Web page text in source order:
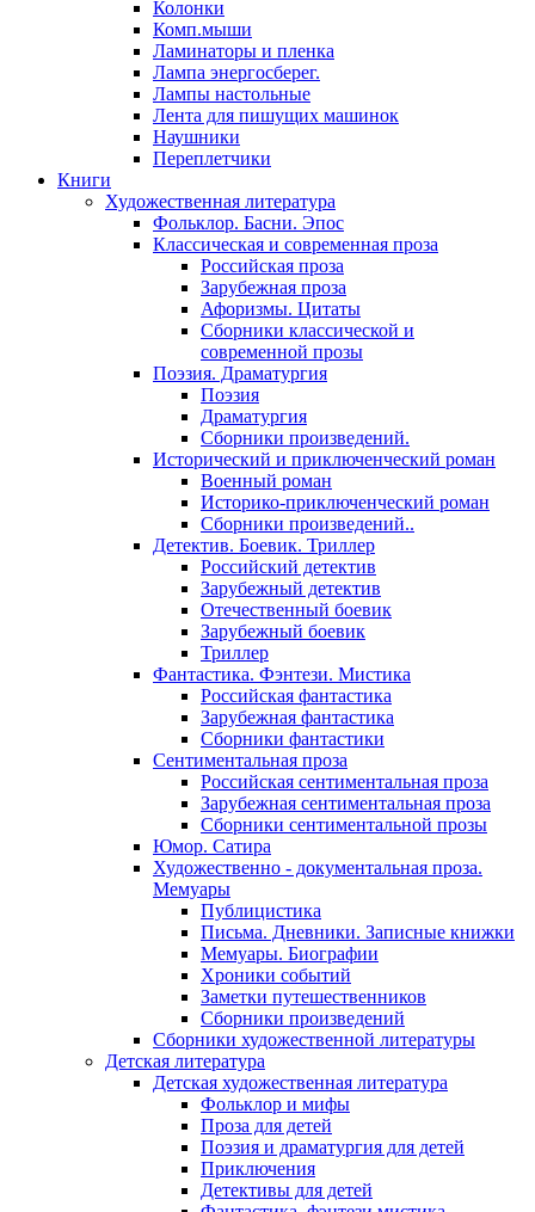
Колонки
Комп.мыши
Ламинаторы и пленка
Лампа энергосберег.
Лампы настольные
Лента для пишущих машинок
Наушники
Переплетчики
Книги
Художественная литература
Фольклор. Басни. Эпос
Классическая и современная проза
Российская проза
Зарубежная проза
Афоризмы. Цитаты
Сборники классической и
современной прозы
Поэзия. Драматургия
Поэзия
Драматургия
Сборники произведений.
Исторический и приключенческий роман
Военный роман
Историко-приключенческий роман
Сборники произведений..
Детектив. Боевик. Триллер
Российский детектив
Зарубежный детектив
Отечественный боевик
Зарубежный боевик
Триллер
Фантастика. Фэнтези. Мистика
Российская фантастика
Зарубежная фантастика
Сборники фантастики
Сентиментальная проза
Российская сентиментальная проза
Зарубежная сентиментальная проза
Сборники сентиментальной прозы
Юмор. Сатира
Художественно - документальная проза.
Мемуары
Публицистика
Письма. Дневники. Записные книжки
Мемуары. Биографии
Хроники событий
Заметки путешественников
Сборники произведений
Сборники художественной литературы
Детская литература
Детская художественная литература
Фольклор и мифы
Проза для детей
Поэзия и драматургия для детей
Приключения
Детективы для детей